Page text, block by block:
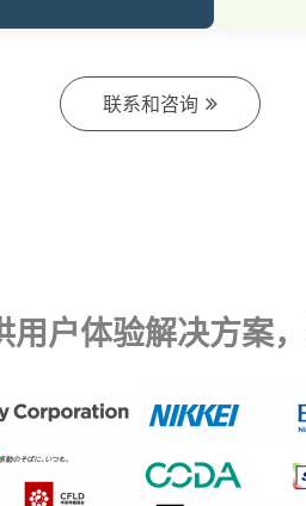
联系和咨询
户体验解决方案，